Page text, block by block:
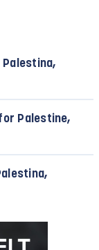
Palestine,